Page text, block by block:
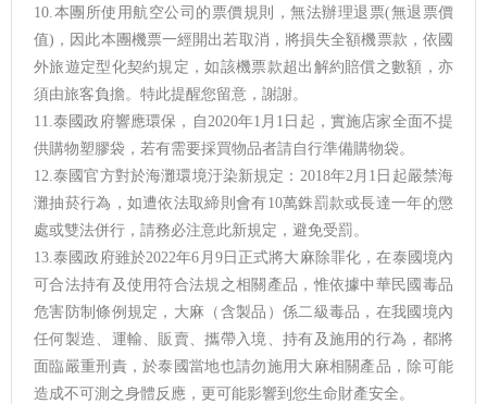
10.本團所使用航空公司的票價規則，無法辦理退票(無退票價
值)，因此本團機票一經開出若取消，將損失全額機票款，依國
外旅遊定型化契約規定，如該機票款超出解約賠償之數額，亦
須由旅客負擔。特此提醒您留意，謝謝。
11.泰國政府響應環保，自2020年1月1日起，實施店家全面不提
供購物塑膠袋，若有需要採買物品者請自行準備購物袋。
12.泰國官方對於海灘環境汙染新規定：2018年2月1日起嚴禁海
灘抽菸行為，如遭依法取締則會有10萬銖罰款或長達一年的懲
處或雙法併行，請務必注意此新規定，避免受罰。
13.泰國政府雖於2022年6月9日正式將大麻除罪化，在泰國境內
可合法持有及使用符合法規之相關產品，惟依據中華民國毒品
危害防制條例規定，大麻（含製品）係二級毒品，在我國境內
任何製造、運輸、販賣、攜帶入境、持有及施用的行為，都將
面臨嚴重刑責，於泰國當地也請勿施用大麻相關產品，除可能
造成不可測之身體反應，更可能影響到您生命財產安全。